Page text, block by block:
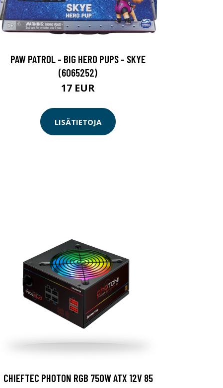
PAW PATROL - BIG HERO PUPS - SKYE
(6065252)
17 EUR
LISÄTIETOJA
CHIEFTEC PHOTON RGB 750W ATX 12V 85